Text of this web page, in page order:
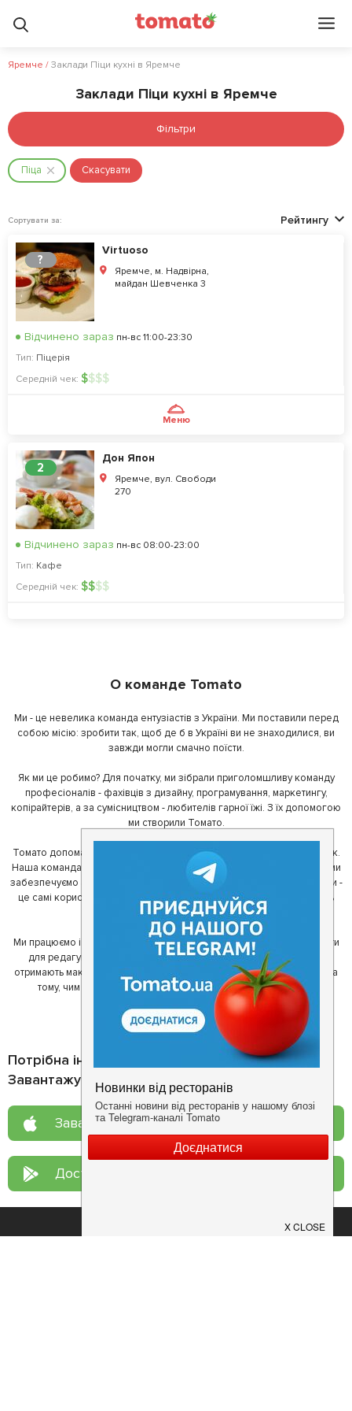
Яремче / Заклади Піци кухні в Яремче
Заклади Піци кухні в Яремче
Фільтри
Піца Скасувати
Сортувати за: Рейтингу
?
Virtuoso
Яремче, м. Надвірна,
майдан Шевченка 3
Відчинено зараз пн-вс 11:00-23:30
Тип: Піцерія
Середній чек: $$$$
Меню
2
Дон Япон
Яремче, вул. Свободи
270
Відчинено зараз пн-вс 08:00-23:00
Тип: Кафе
Середній чек: $$$$
О команде Tomato
Ми - це невелика команда ентузіастів з України. Ми поставили перед
собою місію: зробити так, щоб де б в Україні ви не знаходилися, ви
завжди могли смачно поїсти.
Як ми це робимо? Для початку, ми зібрали приголомшливу команду
професіоналів - фахівців з дизайну, програмування, маркетингу,
копірайтерів, а за сумісництвом - любителів гарної їжі. З їх допомогою
ми створили Томато.
Томато допомагає своїм користувачам знайти цікаві місця неподалік.
Наша команда регулярно зв'язується з ресторанами - таким чином ми
забезпечуємо актуальність інформації. Друга частина нашої команди -
це самі користувачі, які діляться своїми враженнями і допомагають
один одному у виборі кращих місць.
Ми працюємо і з ресторанами. Для них ми надаємо зручні інструменти
для редагування інформації про себе - в результаті відвідувачі
отримають максимум інформації, а ресторан зможе зосередитися на
тому, чим він любить займатися більше всього - смачній їжі.
Потрібна інформація про заклад?
Завантажуйте додаток!
Завантажте у App Store
Доступно у